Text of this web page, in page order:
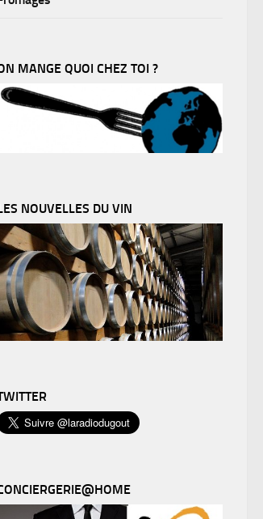
MANGE QUOI CHEZ TOI ?
NOUVELLES DU VIN